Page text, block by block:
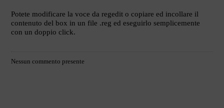
Potete modificare la voce da regedit o copiare ed incollare il
contenuto del box in un file .reg ed eseguirlo semplicemente
con un doppio click.
Nessun commento presente